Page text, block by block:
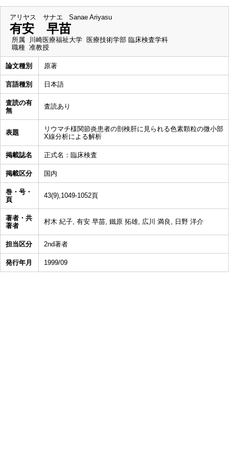
アリヤス サナエ Sanae Ariyasu
有安 早苗
所属
川崎医療福祉大学 医療技術学部 臨床検査学科
職種 准教授
論文種別 原著
言語種別 日本語
査読の有
無
査読あり
表題
リウマチ様関節炎患者の剖検肝に見られる色素顆粒の微小部
X線分析による解析
掲載誌名 正式名：臨床検査
掲載区分 国内
巻・号・
頁
43(9),1049-1052頁
著者・共
著者
村木 紀子, 有安 早苗, 鐵原 拓雄, 広川 満良, 日野 洋介
担当区分 2nd著者
発行年月 1999/09